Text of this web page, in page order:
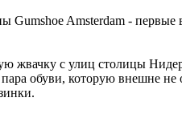
Gumshoe Amsterdam - первые
жвачку с улиц столицы
обуви, которую внешне